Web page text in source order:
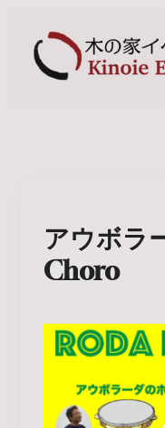
アウボラ
Choro